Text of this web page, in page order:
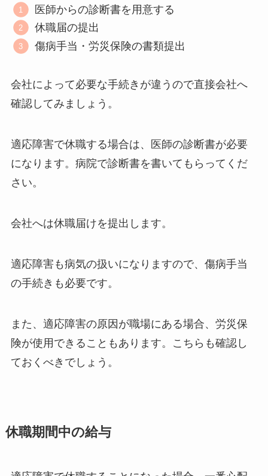
医師からの診断書を用意する
休職届の提出
傷病手当・労災保険の書類提出
会社によって必要な手続きが違うので直接会社へ
確認してみましょう。
適応障害で休職する場合は、医師の診断書が必要
になります。病院で診断書を書いてもらってくだ
さい。
会社へは休職届けを提出します。
適応障害も病気の扱いになりますので、傷病手当
の手続きも必要です。
また、適応障害の原因が職場にある場合、労災保
険が使用できることもあります。こちらも確認し
ておくべきでしょう。
休職期間中の給与